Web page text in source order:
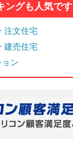
ングも人気です
注文住宅
建売住宅
ン